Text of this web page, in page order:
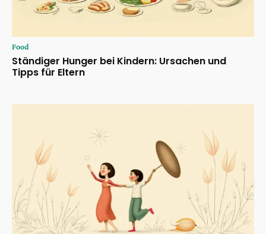
Food
Ständiger Hunger bei Kindern: Ursachen und
Tipps für Eltern